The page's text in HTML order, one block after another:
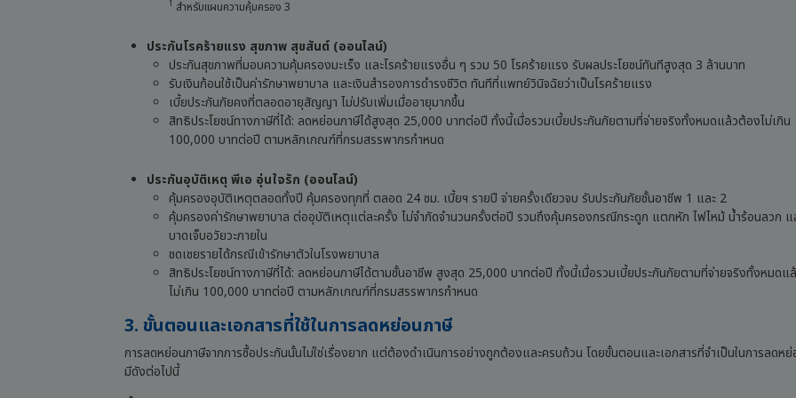
1 สำหรับแผนความคุ้มครอง 3
ประกันโรคร้ายแรง สุขภาพ สุขสันต์ (ออนไลน์)
ประกันสุขภาพที่มอบความคุ้มครองมะเร็ง และโรคร้ายแรงอื่น ๆ รวม 50 โรคร้ายแรง รับผลประโยชน์ทันทีสูงสุด 3 ล้านบาท
รับเงินก้อนใช้เป็นค่ารักษาพยาบาล และเงินสำรองการดำรงชีวิต ทันทีที่แพทย์วินิจฉัยว่าเป็นโรคร้ายแรง
เบี้ยประกันภัยคงที่ตลอดอายุสัญญา ไม่ปรับเพิ่มเมื่ออายุมากขึ้น
สิทธิประโยชน์ทางภาษีที่ได้: ลดหย่อนภาษีได้สูงสุด 25,000 บาทต่อปี ทั้งนี้เมื่อรวมเบี้ยประกันภัยตามที่จ่ายจริงทั้งหมดแล้วต้องไม่เกิน
100,000 บาทต่อปี ตามหลักเกณฑ์ที่กรมสรรพากรกำหนด
ประกันอุบัติเหตุ พีเอ อุ่นใจรัก (ออนไลน์)
คุ้มครองอุบัติเหตุตลอดทั้งปี คุ้มครองทุกที่ ตลอด 24 ชม. เบี้ยฯ รายปี จ่ายครั้งเดียวจบ รับประกันภัยชั้นอาชีพ 1 และ 2
คุ้มครองค่ารักษาพยาบาล ต่ออุบัติเหตุแต่ละครั้ง ไม่จำกัดจำนวนครั้งต่อปี รวมถึงคุ้มครองกรณีกระดูก แตกหัก ไฟไหม้ น้ำร้อนลวก แ
บาดเจ็บอวัยวะภายใน
ชดเชยรายได้กรณีเข้ารักษาตัวในโรงพยาบาล
สิทธิประโยชน์ทางภาษีที่ได้: ลดหย่อนภาษีได้ตามชั้นอาชีพ สูงสุด 25,000 บาทต่อปี ทั้งนี้เมื่อรวมเบี้ยประกันภัยตามที่จ่ายจริงทั้งหมดแ
ไม่เกิน 100,000 บาทต่อปี ตามหลักเกณฑ์ที่กรมสรรพากรกำหนด
3. ขั้นตอนและเอกสารที่ใช้ในการลดหย่อนภาษี
การลดหย่อนภาษีจากการซื้อประกันนั้นไม่ใช่เรื่องยาก แต่ต้องดำเนินการอย่างถูกต้องและครบถ้วน โดยขั้นตอนและเอกสารที่จำเป็นในการลดห
มีดังต่อไปนี้